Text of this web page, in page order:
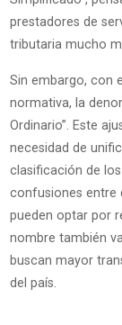
prestadores de
tributaria mucho
Sin embargo, con
normativa, la
Ordinario”. Este
necesidad de
clasificación de
confusiones entre
pueden optar por
nombre también
buscan mayor
del país.